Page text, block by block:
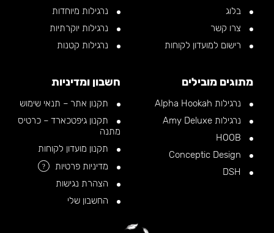
בלוג
צרו קשר
רישום למועדון לקוחות
נרגילות מיוחדות
נרגילות יוקרתיות
נרגילות קטנות
מתוגים מובילים
נרגילות Alpha Hookah
נרגילות Amy Deluxe
חשבון ומדיניות
תקנון אתר – תנאי שימוש
תקנון גיפטכארד – כרטיס
מתנה
תקנון מועדון לקוחות
מדיניות פרטיות
?
הצהרת נגישות
החשבון שלי